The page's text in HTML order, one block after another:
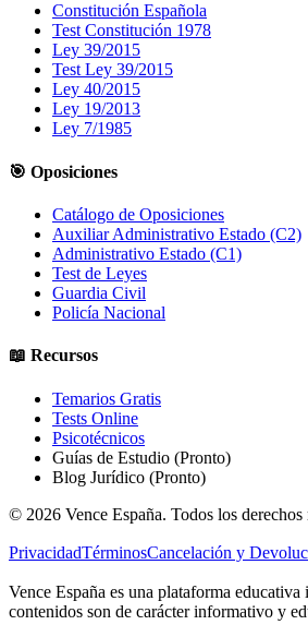
Constitución Española
Test Constitución 1978
Ley 39/2015
Test Ley 39/2015
Ley 40/2015
Ley 19/2013
Ley 7/1985
🎯 Oposiciones
Catálogo de Oposiciones
Auxiliar Administrativo Estado (C2)
Administrativo Estado (C1)
Test de Leyes
Guardia Civil
Policía Nacional
📖 Recursos
Temarios Gratis
Tests Online
Psicotécnicos
Guías de Estudio (Pronto)
Blog Jurídico (Pronto)
© 2026 Vence España. Todos los derechos
PrivacidadTérminosCancelación y
Vence España es una plataforma
contenidos son de carácter informativo y